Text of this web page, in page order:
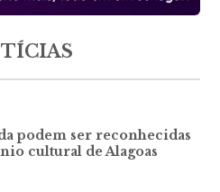
podem ser reconhecidas
cultural de Alagoas